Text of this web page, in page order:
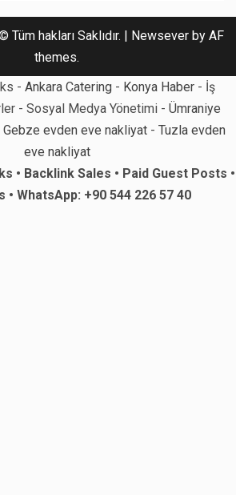
hakları Saklıdır. | Newsever by AF
themes.
- Ankara Catering - Konya Haber - İş
- Sosyal Medya Yönetimi - Ümraniye
Gebze evden eve nakliyat - Tuzla evden
eve nakliyat
• Backlink Sales • Paid Guest Posts •
• WhatsApp: +90 544 226 57 40